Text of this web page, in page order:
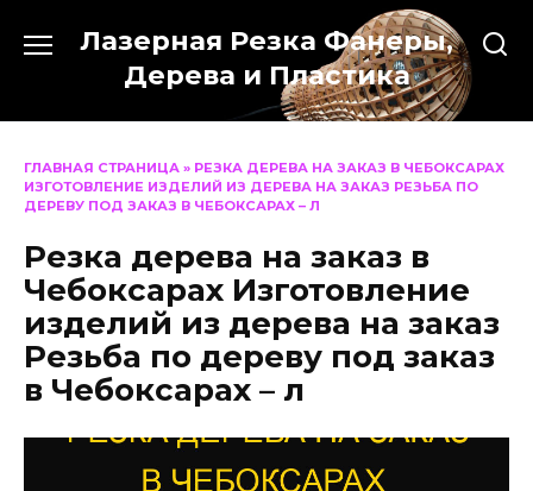
содержанию
Лазерная Резка Фанеры,
Дерева и Пластика
ГЛАВНАЯ СТРАНИЦА » РЕЗКА ДЕРЕВА НА ЗАКАЗ В ЧЕБОКСАРАХ
ИЗГОТОВЛЕНИЕ ИЗДЕЛИЙ ИЗ ДЕРЕВА НА ЗАКАЗ РЕЗЬБА ПО
ДЕРЕВУ ПОД ЗАКАЗ В ЧЕБОКСАРАХ – Л
Резка дерева на заказ в
Чебоксарах Изготовление
изделий из дерева на заказ
Резьба по дереву под заказ
в Чебоксарах – л